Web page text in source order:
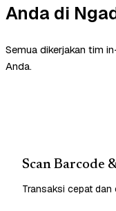
Anda di
Semua dikerjakan tim
Anda.
Scan Barcode
Transaksi cepat